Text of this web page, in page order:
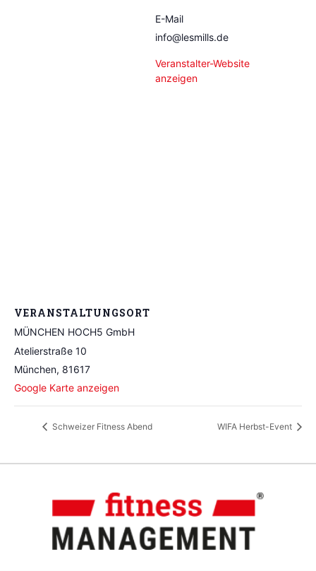
E-Mail
info@lesmills.de
Veranstalter-Website
anzeigen
VERANSTALTUNGSORT
MÜNCHEN HOCH5 GmbH
Atelierstraße 10
München, 81617
Google Karte anzeigen
Schweizer Fitness Abend WIFA Herbst-Event